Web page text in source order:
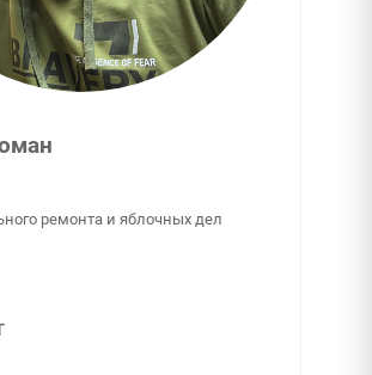
ремонта и яблочных дел